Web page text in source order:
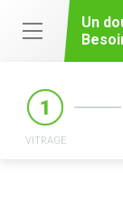
Un
VITRAGE